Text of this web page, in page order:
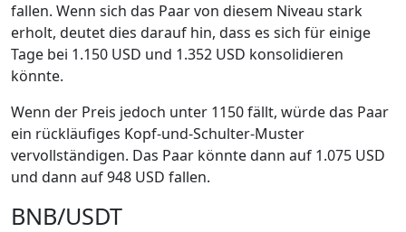
fallen. Wenn sich das Paar von diesem Niveau stark
erholt, deutet dies darauf hin, dass es sich für einige
Tage bei 1.150 USD und 1.352 USD konsolidieren
könnte.
Wenn der Preis jedoch unter 1150 fällt, würde das Paar
ein rückläufiges Kopf-und-Schulter-Muster
vervollständigen. Das Paar könnte dann auf 1.075 USD
und dann auf 948 USD fallen.
BNB/USDT